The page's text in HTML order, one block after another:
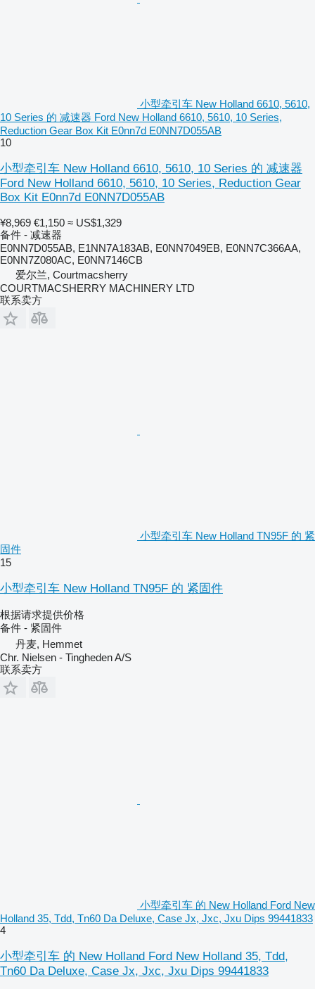
小型牵引车 New Holland 6610, 5610,
10 Series 的 减速器 Ford New Holland 6610, 5610, 10 Series,
Reduction Gear Box Kit E0nn7d E0NN7D055AB
10
小型牵引车 New Holland 6610, 5610, 10 Series 的 减速器
Ford New Holland 6610, 5610, 10 Series, Reduction Gear
Box Kit E0nn7d E0NN7D055AB
¥8,969 €1,150 ≈ US$1,329
备件 - 减速器
E0NN7D055AB, E1NN7A183AB, E0NN7049EB, E0NN7C366AA,
E0NN7Z080AC, E0NN7146CB
爱尔兰, Courtmacsherry
COURTMACSHERRY MACHINERY LTD
联系卖方
小型牵引车 New Holland TN95F 的 紧
固件
15
小型牵引车 New Holland TN95F 的 紧固件
根据请求提供价格
备件 - 紧固件
丹麦, Hemmet
Chr. Nielsen - Tingheden A/S
联系卖方
小型牵引车 的 New Holland Ford New
Holland 35, Tdd, Tn60 Da Deluxe, Case Jx, Jxc, Jxu Dips 99441833
4
小型牵引车 的 New Holland Ford New Holland 35, Tdd,
Tn60 Da Deluxe, Case Jx, Jxc, Jxu Dips 99441833